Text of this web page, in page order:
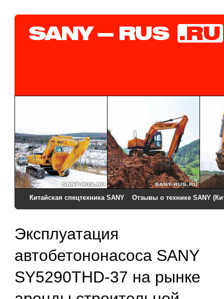
Китайская спецтехника SANY Отзывы о технике SANY
Эксплуатация
автобетононасоса SANY
SY5290THD-37 на рынке